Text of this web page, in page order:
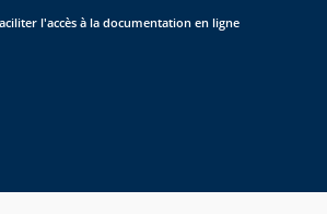
l'accès à la documentation en ligne